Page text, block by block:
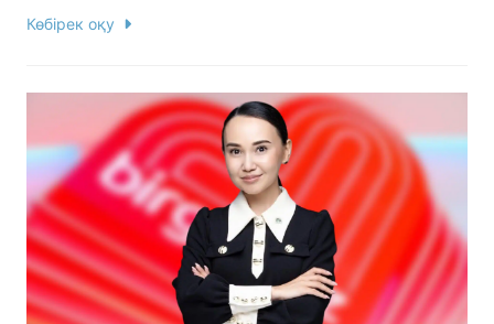
Көбірек оқу